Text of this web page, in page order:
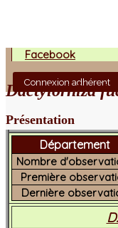
Facebook
Connexion adhérent
Dactylorhiza
Présentation
Département
Nombre
Première
Dernière